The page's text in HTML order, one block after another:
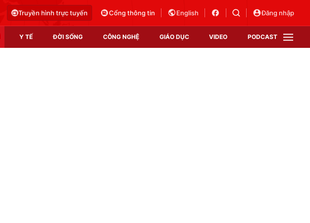
Truyền hình trực tuyến Cổng thông tin English Đăng nhập
Y TẾ ĐỜI SỐNG CÔNG NGHỆ GIÁO DỤC VIDEO PODCAST